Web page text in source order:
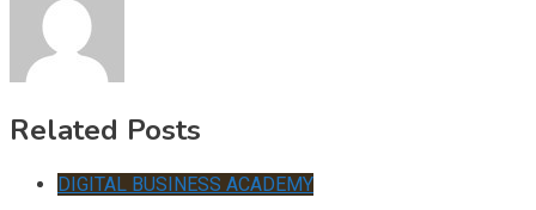
Related Posts
DIGITAL BUSINESS ACADEMY